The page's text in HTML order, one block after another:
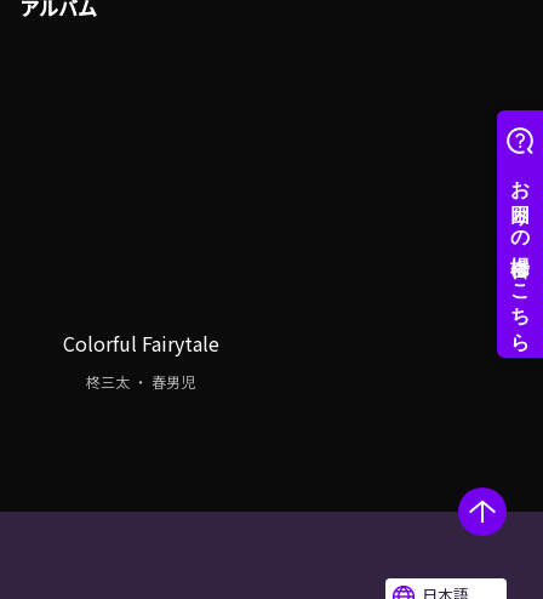
アルバム
Colorful Fairytale
柊三太 ・ 春男児